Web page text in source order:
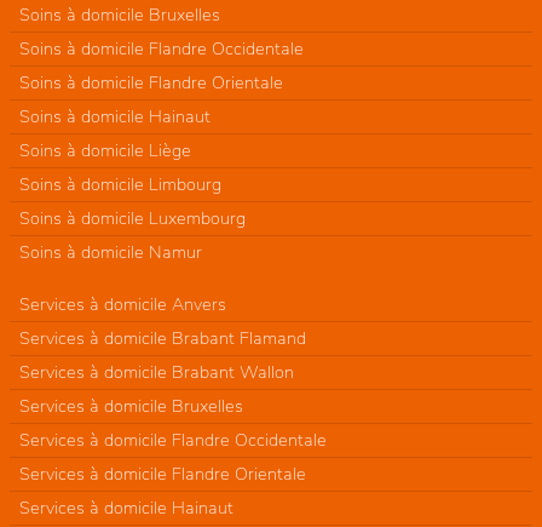
Soins à domicile Bruxelles
Soins à domicile Flandre Occidentale
Soins à domicile Flandre Orientale
Soins à domicile Hainaut
Soins à domicile Liège
Soins à domicile Limbourg
Soins à domicile Luxembourg
Soins à domicile Namur
Services à domicile Anvers
Services à domicile Brabant Flamand
Services à domicile Brabant Wallon
Services à domicile Bruxelles
Services à domicile Flandre Occidentale
Services à domicile Flandre Orientale
Services à domicile Hainaut